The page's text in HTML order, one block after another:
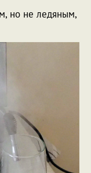
но не ледяным,